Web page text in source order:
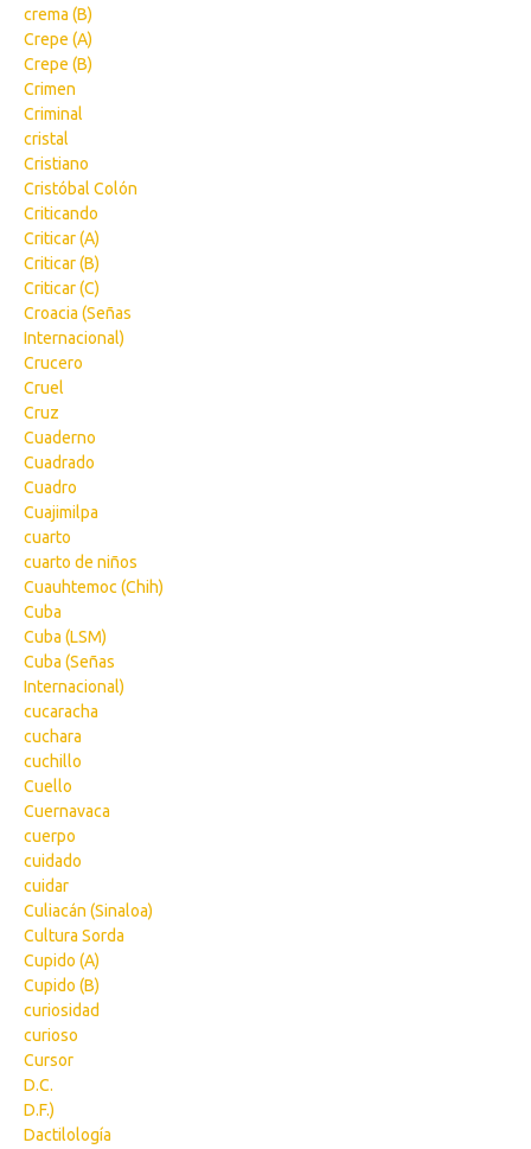
crema (B)
Crepe (A)
Crepe (B)
Crimen
Criminal
cristal
Cristiano
Cristóbal Colón
Criticando
Criticar (A)
Criticar (B)
Criticar (C)
Croacia (Señas
Internacional)
Crucero
Cruel
Cruz
Cuaderno
Cuadrado
Cuadro
Cuajimilpa
cuarto
cuarto de niños
Cuauhtemoc (Chih)
Cuba
Cuba (LSM)
Cuba (Señas
Internacional)
cucaracha
cuchara
cuchillo
Cuello
Cuernavaca
cuerpo
cuidado
cuidar
Culiacán (Sinaloa)
Cultura Sorda
Cupido (A)
Cupido (B)
curiosidad
curioso
Cursor
D.C.
D.F.)
Dactilología